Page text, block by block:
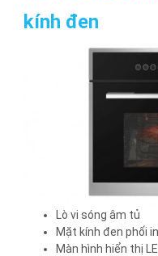
kính đen
Lò vi sóng âm tủ
Mặt kính đen phối
Màn hình hiển thị